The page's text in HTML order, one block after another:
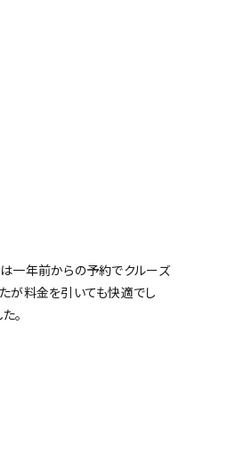
一年前からの予約でクルーズ
が料金を引いても快適でし
。